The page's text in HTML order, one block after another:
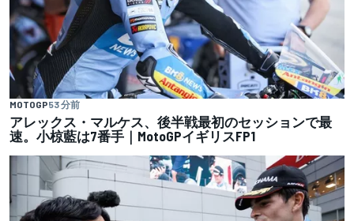
MOTOGP53 分前
アレックス・マルケス、後半戦最初のセッションで最
速。小椋藍は7番手｜MotoGPイギリスFP1